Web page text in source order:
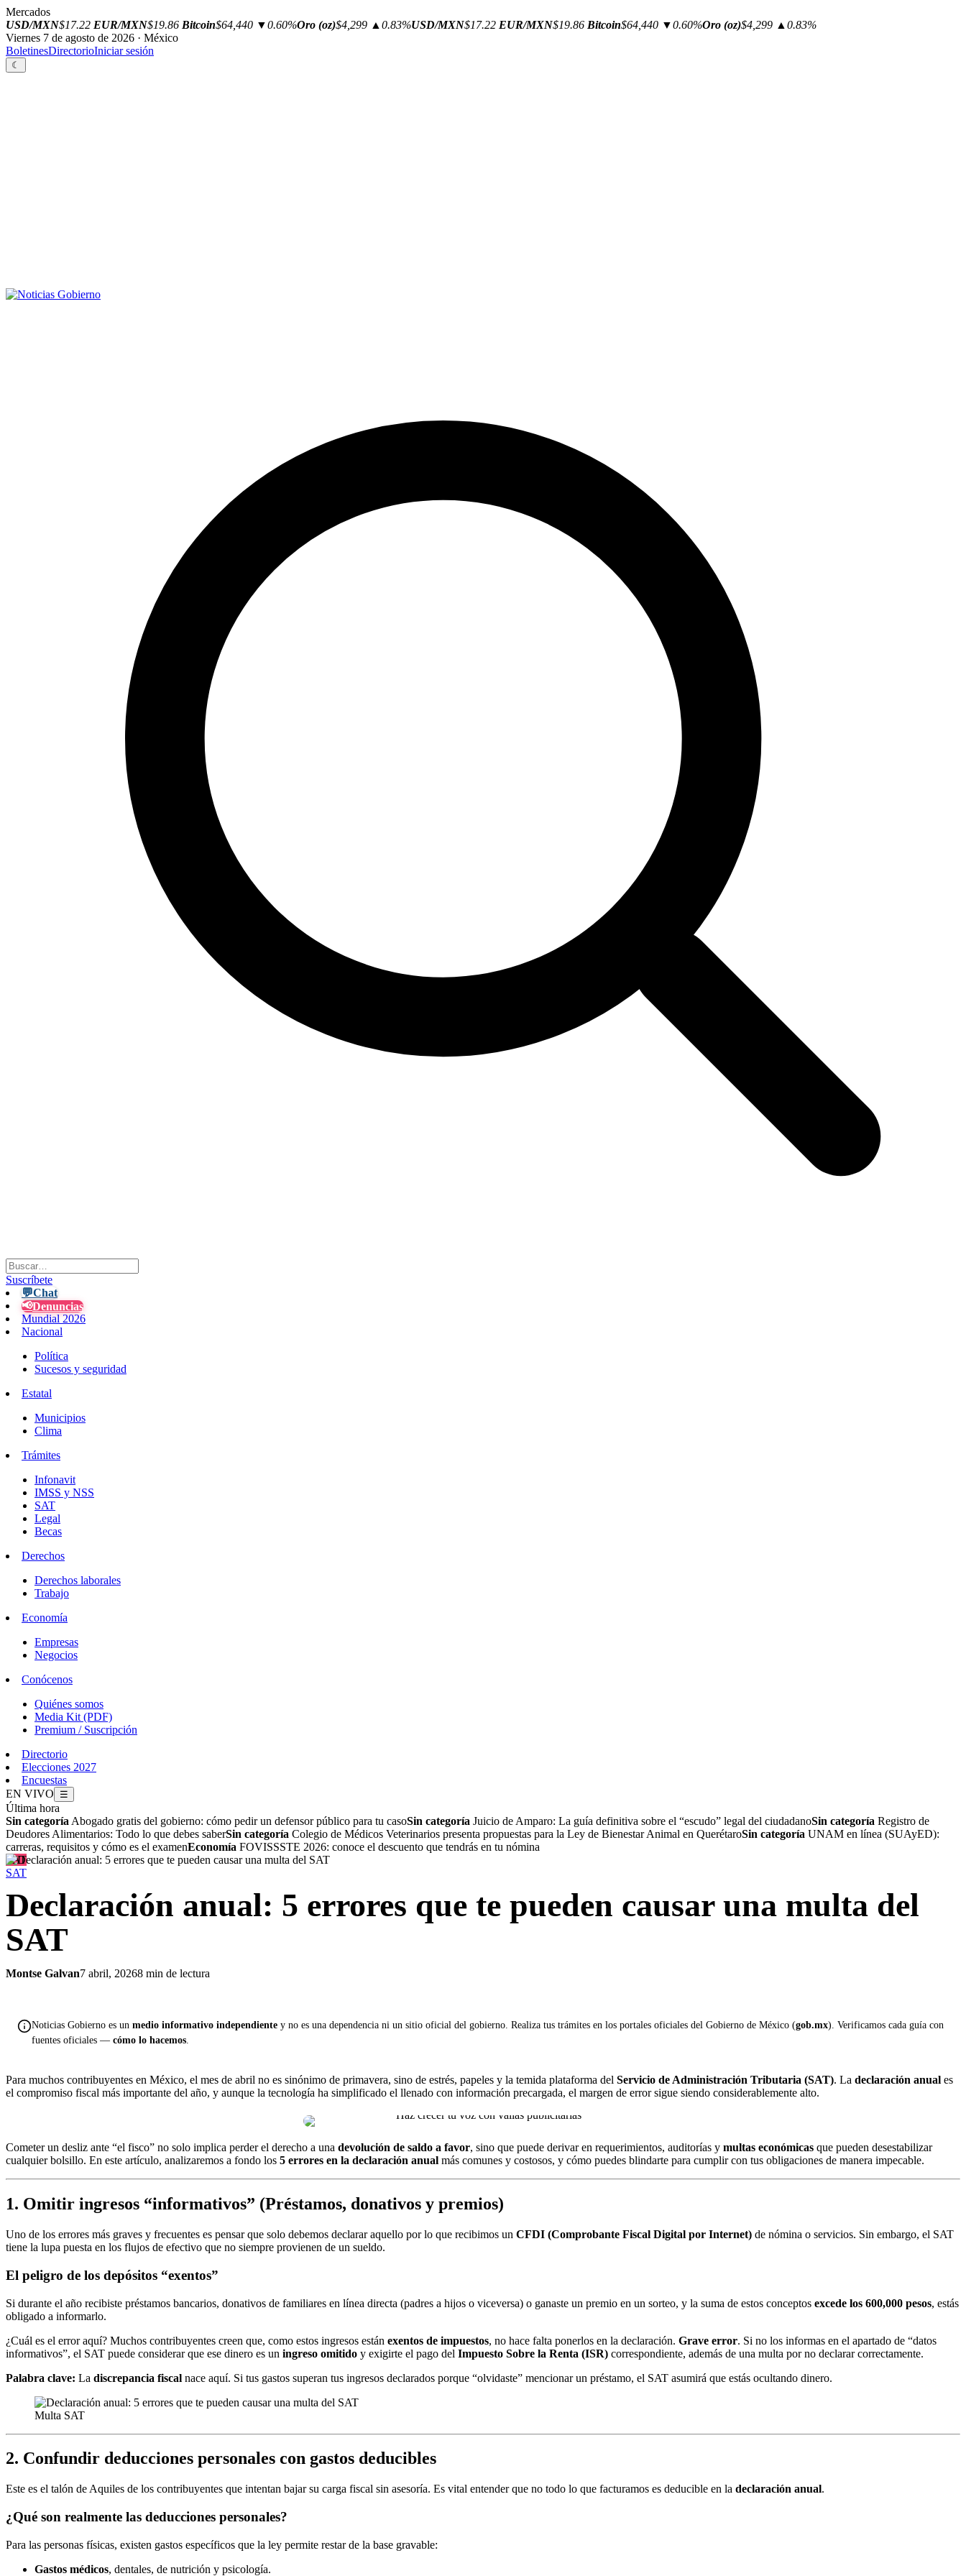
Mercados
USD/MXN$17.22 EUR/MXN$19.86 Bitcoin$64,440 ▼0.60%Oro (oz)$4,299 ▲0.83%USD/MXN$17.22 EUR/MXN$19.86 Bitcoin$64,440 ▼0.60%Oro (oz)$4,299 ▲0.83%
Viernes 7 de agosto de 2026 · México
BoletinesDirectorioIniciar sesión
☾
Suscríbete
💬Chat
📢Denuncias
Mundial 2026
Nacional
Política
Sucesos y seguridad
Estatal
Municipios
Clima
Trámites
Infonavit
IMSS y NSS
SAT
Legal
Becas
Derechos
Derechos laborales
Trabajo
Economía
Empresas
Negocios
Conócenos
Quiénes somos
Media Kit (PDF)
Premium / Suscripción
Directorio
Elecciones 2027
Encuestas
EN VIVO
☰
Última hora
Sin categoría Abogado gratis del gobierno: cómo pedir un defensor público para tu casoSin categoría Juicio de Amparo: La guía definitiva sobre el “escudo” legal del ciudadanoSin categoría Registro de
Deudores Alimentarios: Todo lo que debes saberSin categoría Colegio de Médicos Veterinarios presenta propuestas para la Ley de Bienestar Animal en QuerétaroSin categoría UNAM en línea (SUAyED):
carreras, requisitos y cómo es el examenEconomía FOVISSSTE 2026: conoce el descuento que tendrás en tu nómina
SAT
SAT
Declaración anual: 5 errores que te pueden causar una multa del
SAT
Montse Galvan7 abril, 20268 min de lectura
Noticias Gobierno es un medio informativo independiente y no es una dependencia ni un sitio oficial del gobierno. Realiza tus trámites en los portales oficiales del Gobierno de México (gob.mx). Verificamos cada guía con
fuentes oficiales — cómo lo hacemos.
Para muchos contribuyentes en México, el mes de abril no es sinónimo de primavera, sino de estrés, papeles y la temida plataforma del Servicio de Administración Tributaria (SAT). La declaración anual es
el compromiso fiscal más importante del año, y aunque la tecnología ha simplificado el llenado con información precargada, el margen de error sigue siendo considerablemente alto.
Cometer un desliz ante “el fisco” no solo implica perder el derecho a una devolución de saldo a favor, sino que puede derivar en requerimientos, auditorías y multas económicas que pueden desestabilizar
cualquier bolsillo. En este artículo, analizaremos a fondo los 5 errores en la declaración anual más comunes y costosos, y cómo puedes blindarte para cumplir con tus obligaciones de manera impecable.
1. Omitir ingresos “informativos” (Préstamos, donativos y premios)
Uno de los errores más graves y frecuentes es pensar que solo debemos declarar aquello por lo que recibimos un CFDI (Comprobante Fiscal Digital por Internet) de nómina o servicios. Sin embargo, el SAT
tiene la lupa puesta en los flujos de efectivo que no siempre provienen de un sueldo.
El peligro de los depósitos “exentos”
Si durante el año recibiste préstamos bancarios, donativos de familiares en línea directa (padres a hijos o viceversa) o ganaste un premio en un sorteo, y la suma de estos conceptos excede los 600,000 pesos, estás
obligado a informarlo.
¿Cuál es el error aquí? Muchos contribuyentes creen que, como estos ingresos están exentos de impuestos, no hace falta ponerlos en la declaración. Grave error. Si no los informas en el apartado de “datos
informativos”, el SAT puede considerar que ese dinero es un ingreso omitido y exigirte el pago del Impuesto Sobre la Renta (ISR) correspondiente, además de una multa por no declarar correctamente.
Palabra clave: La discrepancia fiscal nace aquí. Si tus gastos superan tus ingresos declarados porque “olvidaste” mencionar un préstamo, el SAT asumirá que estás ocultando dinero.
Multa SAT
2. Confundir deducciones personales con gastos deducibles
Este es el talón de Aquiles de los contribuyentes que intentan bajar su carga fiscal sin asesoría. Es vital entender que no todo lo que facturamos es deducible en la declaración anual.
¿Qué son realmente las deducciones personales?
Para las personas físicas, existen gastos específicos que la ley permite restar de la base gravable:
Gastos médicos, dentales, de nutrición y psicología.